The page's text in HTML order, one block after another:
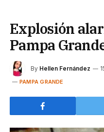
Explosión
Pampa
By Hellen Fernández
PAMPA GRANDE